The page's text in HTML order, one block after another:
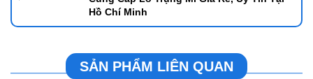
Những Mẫu Được Giới Trẻ Ưa Chuộng Tại
Hồ Chí Minh